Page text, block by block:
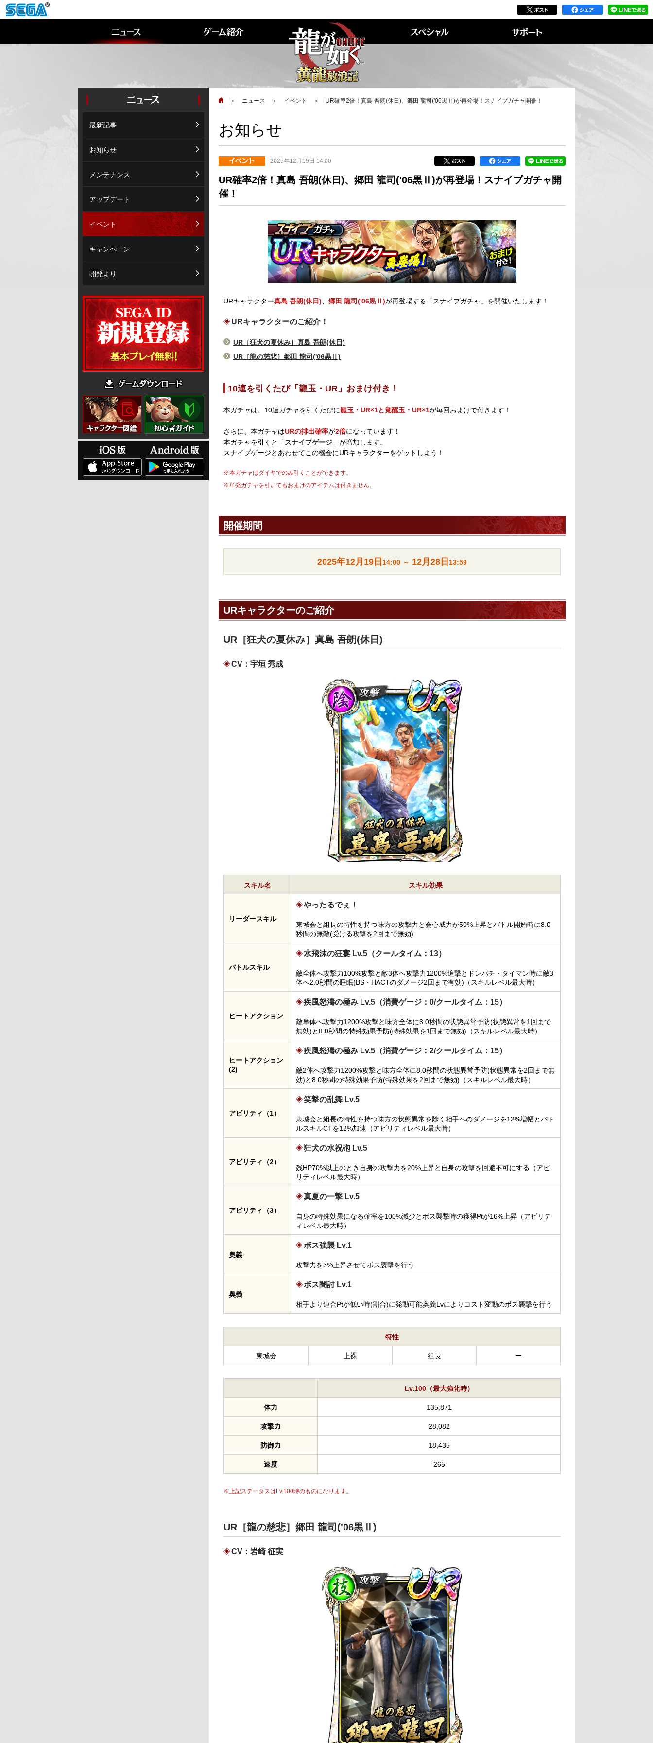
＞ ニュース ＞ イベント ＞ UR確率2倍！真島 吾朗(休日)、郷田 龍司('06黒Ⅱ)が再登場！スナイプガチャ開催！
お知らせ
2025年12月19日 14:00
UR確率2倍！真島 吾朗(休日)、郷田 龍司('06黒Ⅱ)が再登場！スナイプガチャ開
催！
URキャラクター真島 吾朗(休日) 郷田 龍司('06黒Ⅱ)が再登場する「スナイプガチャ」を開催いたします！
URキャラクターのご紹介！
UR［狂犬の夏休み］真島 吾朗(休日)
UR［龍の慈悲］郷田 龍司('06黒Ⅱ)
10連を引くたび「龍玉・UR」おまけ付き！
本ガチャは、10連ガチャを引くたびに龍玉・UR×1と覚醒玉・UR×1が毎回おまけで付きます！
さらに、本ガチャはURの排出確率が2倍になっています！
本ガチャを引くと「 スナイプゲージ 」が増加します。
スナイプゲージとあわせてこの機会にURキャラクターをゲットしよう！
※本ガチャはダイヤでのみ引くことができます。
※単発ガチャを引いてもおまけのアイテムは付きません。
開催期間
2025年12月19日 14:00 ～ 12月28日 13:59
URキャラクターのご紹介
UR［狂犬の夏休み］真島 吾朗(休日)
CV：宇垣 秀成
スキル名 スキル効果
リーダースキル
やったるでぇ！
東城会と組長の特性を持つ味方の攻撃力と会心威力が50%上昇とバトル開始時に8.0
秒間の無敵(受ける攻撃を2回まで無効)
バトルスキル
水飛沫の狂宴 Lv.5（クールタイム：13）
敵全体へ攻撃力100%攻撃と敵3体へ攻撃力1200%追撃とドンパチ・タイマン時に敵3
体へ2.0秒間の睡眠(BS・HACTのダメージ2回まで有効)（スキルレベル最大時）
ヒートアクション
疾風怒濤の極み Lv.5（消費ゲージ：0/クールタイム：15）
敵単体へ攻撃力1200%攻撃と味方全体に8.0秒間の状態異常予防(状態異常を1回まで
無効)と8.0秒間の特殊効果予防(特殊効果を1回まで無効)（スキルレベル最大時）
ヒートアクション
(2)
疾風怒濤の極み Lv.5（消費ゲージ：2/クールタイム：15）
敵2体へ攻撃力1200%攻撃と味方全体に8.0秒間の状態異常予防(状態異常を2回まで無
効)と8.0秒間の特殊効果予防(特殊効果を2回まで無効)（スキルレベル最大時）
アビリティ（1）
笑撃の乱舞 Lv.5
東城会と組長の特性を持つ味方の状態異常を除く相手へのダメージを12%増幅とバト
ルスキルCTを12%加速（アビリティレベル最大時）
アビリティ（2）
狂犬の水祝砲 Lv.5
残HP70%以上のとき自身の攻撃力を20%上昇と自身の攻撃を回避不可にする（アビ
リティレベル最大時）
アビリティ（3）
真夏の一撃 Lv.5
自身の特殊効果になる確率を100%減少とボス襲撃時の獲得Ptが16%上昇（アビリテ
ィレベル最大時）
奥義
ボス強襲 Lv.1
攻撃力を3%上昇させてボス襲撃を行う
奥義
ボス闇討 Lv.1
相手より連合Ptが低い時(割合)に発動可能奥義Lvによりコスト変動のボス襲撃を行う
特性
東城会 上裸 組長 ー
Lv.100（最大強化時）
体力 135,871
攻撃力 28,082
防御力 18,435
速度 265
※上記ステータスはLv.100時のものになります。
UR［龍の慈悲］郷田 龍司('06黒Ⅱ)
CV：岩崎 征実
最新記事
お知らせ
メンテナンス
アップデート
イベント
キャンペーン
開発より